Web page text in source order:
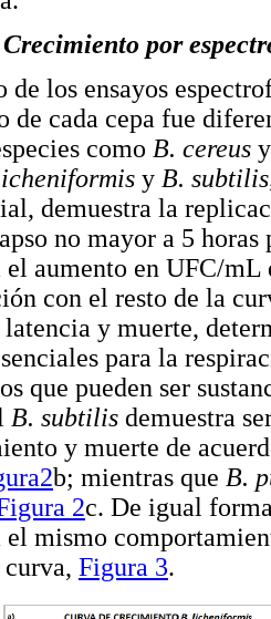
por
de los ensayos
de cada cepa fue
como B. cereus
y B.
demuestra la
no mayor a 5
aumento en UFC/mL
con el resto de la
latencia y muerte,
para la
que pueden ser
B. subtilis demuestra
y muerte de
b; mientras que B.
2c. De igual
el mismo
Figura 3.